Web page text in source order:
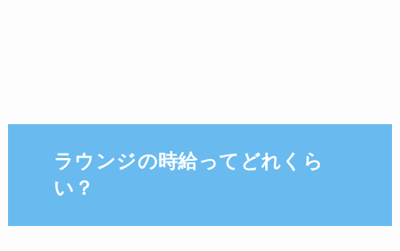
ラウンジの時給ってどれくら
い？